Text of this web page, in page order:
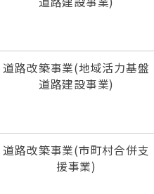
道路改築事業(地域活力基盤
道路建設事業)
道路改築事業(市町村合併支
援事業)